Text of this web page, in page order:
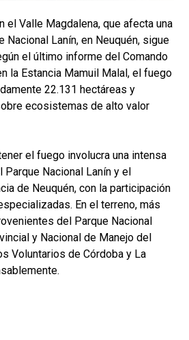
el Valle Magdalena, que afecta una
Nacional Lanín, en Neuquén, sigue
el último informe del Comando
la Estancia Mamuil Malal, el fuego
22.131 hectáreas y
ecosistemas de alto valor
el fuego involucra una intensa
Parque Nacional Lanín y el
de Neuquén, con la participación
En el terreno, más
del Parque Nacional
y Nacional de Manejo del
Voluntarios de Córdoba y La